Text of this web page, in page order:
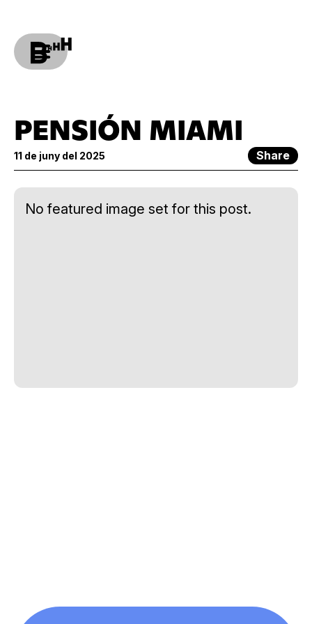
PENSIÓN MIAMI
11 de juny del 2025 Share
No featured image set for this post.